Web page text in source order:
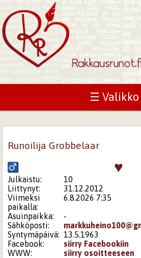
☰ Valikko
Runoilija Grobbelaar
♥
Julkaistu:
10
Liittynyt:
31.12.2012
Viimeksi
paikalla:
6.8.2026 7:35
Asuinpaikka:
-
Sähköposti:
Syntymäpäivä: 13.5.1963
Facebook:
siirry Facebookiin
WWW:
siirry osoitteeseen